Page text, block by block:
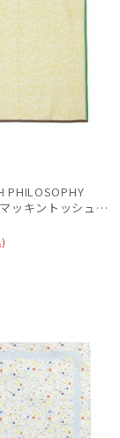
PHILOSOPHY
【スカーフ】マッキントッシュ フィロソフィー (MACKINTOSH PHILOSOPHY) コットンスカーフ 65cm×65cm プレゼント